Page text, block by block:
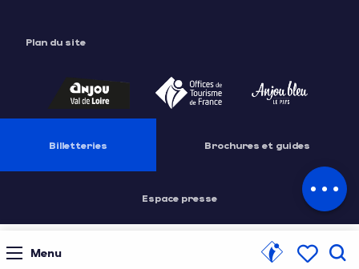
Menu
par email
Plan du site
Billetteries Brochures et guides
Espace presse